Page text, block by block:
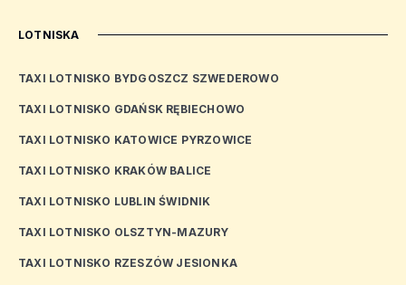
LOTNISKA
TAXI LOTNISKO BYDGOSZCZ SZWEDEROWO
TAXI LOTNISKO GDAŃSK RĘBIECHOWO
TAXI LOTNISKO KATOWICE PYRZOWICE
TAXI LOTNISKO KRAKÓW BALICE
TAXI LOTNISKO LUBLIN ŚWIDNIK
TAXI LOTNISKO OLSZTYN-MAZURY
TAXI LOTNISKO RZESZÓW JESIONKA